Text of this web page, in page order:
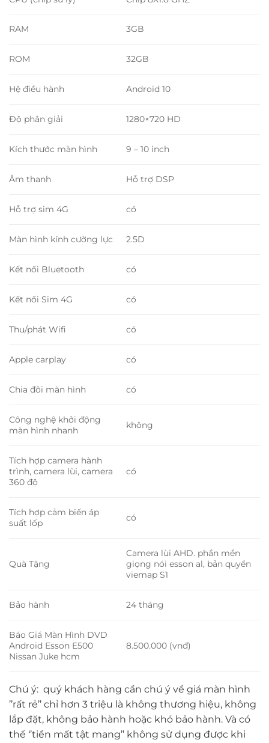
RAM 3GB
ROM 32GB
Hệ điều hành Android 10
Độ phân giải 1280×720 HD
Kích thước màn hình 9 – 10 inch
Âm thanh Hỗ trợ DSP
Hỗ trợ sim 4G có
Màn hình kính cường lực 2.5D
Kết nối Bluetooth có
Kết nối Sim 4G có
Thu/phát Wifi có
Apple carplay có
Chia đôi màn hình có
Công nghệ khởi động
màn hình nhanh
không
Tích hợp camera hành
trình, camera lùi, camera
360 độ
có
Tích hợp cảm biến áp
suất lốp
có
Quà Tặng
Camera lùi AHD. phần mền
giọng nói esson al, bản quyền
viemap S1
Bảo hành 24 tháng
Báo Giá Màn Hình DVD
Android Esson E500
Nissan Juke hcm
8.500.000 (vnđ)
Chú ý: quý khách hàng cần chú ý về giá màn hình
’’rất rẻ’’ chỉ hơn 3 triệu là không thương hiệu, không
lắp đặt, không bảo hành hoặc khó bảo hành. Và có
thể ‘’tiền mất tật mang’’ không sử dụng được khi